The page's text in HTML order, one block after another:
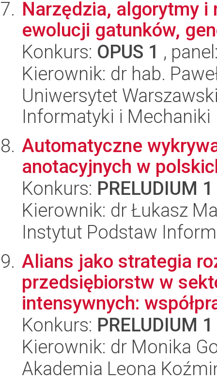
Narzędzia, algorytmy
ewolucji gatunków,
Konkurs: OPUS 1 ,
Kierownik: dr hab.
Uniwersytet
Informatyki i Mechaniki
Automatyczne
anotacyjnych w
Konkurs: PRELUDIUM 1
Kierownik: dr Łukasz
Instytut Podstaw
Alians jako strategia
przedsiębiorstw w
intensywnych:
Konkurs: PRELUDIUM 1
Kierownik: dr Monika
Akademia Leona